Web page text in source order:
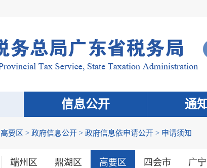
信息公开 通
高要区 > 政府信息公开 > 政府信息依申请公开 > 申请须知
端州区 鼎湖区 高要区 四会市 广